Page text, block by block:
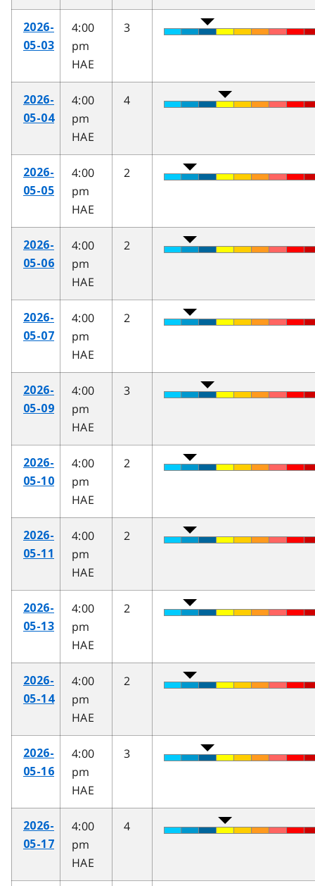
2026-
05-03
4:00
pm
HAE
3
2026-
05-04
4:00
pm
HAE
4
2026-
05-05
4:00
pm
HAE
2
2026-
05-06
4:00
pm
HAE
2
2026-
05-07
4:00
pm
HAE
2
2026-
05-09
4:00
pm
HAE
3
2026-
05-10
4:00
pm
HAE
2
2026-
05-11
4:00
pm
HAE
2
2026-
05-13
4:00
pm
HAE
2
2026-
05-14
4:00
pm
HAE
2
2026-
05-16
4:00
pm
HAE
3
2026-
05-17
4:00
pm
HAE
4